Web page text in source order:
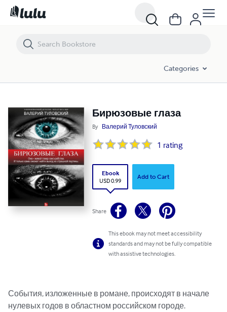
Categories
Бирюзовые глаза
By Валерий Туловский
1 rating
Ebook
USD 0.99
Add to Cart
Share
This ebook may not meet accessibility
standards and may not be fully compatible
with assistive technologies.
События, изложенные в романе, происходят в начале
нулевых годов в областном российском городе.
Бирюзовые глаза